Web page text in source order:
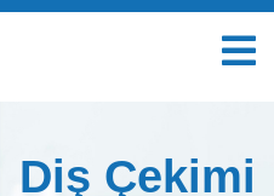
Diş Çekimi